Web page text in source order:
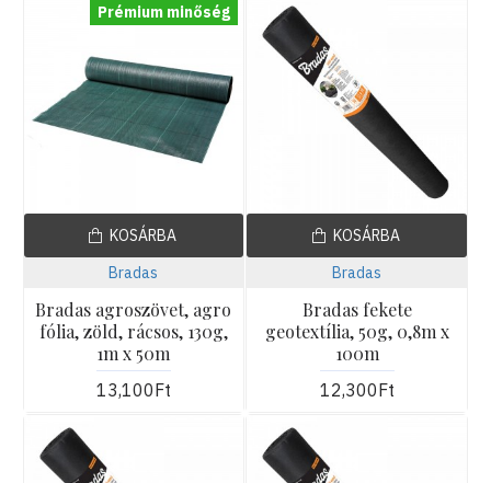
Prémium minőség
Bradas
Bradas agroszövet, agro
fólia, zöld, rácsos, 130g,
1m x 50m
13,100Ft
KOSÁRBA
Bradas
Bradas fekete
geotextília, 50g, 0,8m x
100m
12,300Ft
KOSÁRBA